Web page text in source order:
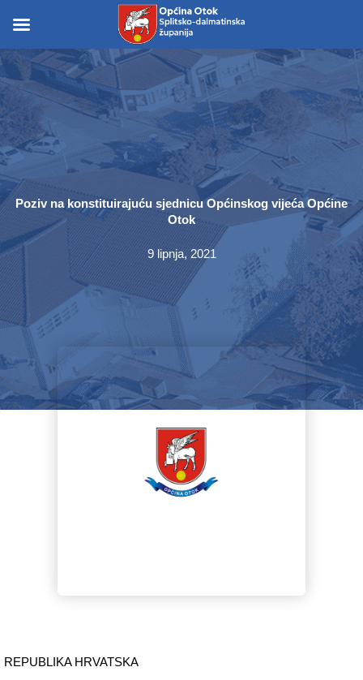
content
content
Poziv na konstituirajuću sjednicu Općinskog vijeća Općine
Otok
9 lipnja, 2021
REPUBLIKA HRVATSKA